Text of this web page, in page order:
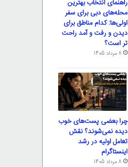
راهنمای انتخاب بهترین
محله‌های دبی برای سفر
اولی‌ها: کدام مناطق برای
دیدن و رفت و آمد راحت
تر است؟
8 مرداد 1405
چرا بعضی پست‌های خوب
دیده نمی‌شوند؟ نقش
تعامل اولیه در رشد
اینستاگرام
8 مرداد 1405